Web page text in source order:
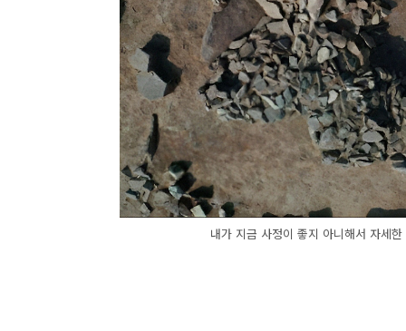
내가 지금 사정이 좋지 아니해서 자세